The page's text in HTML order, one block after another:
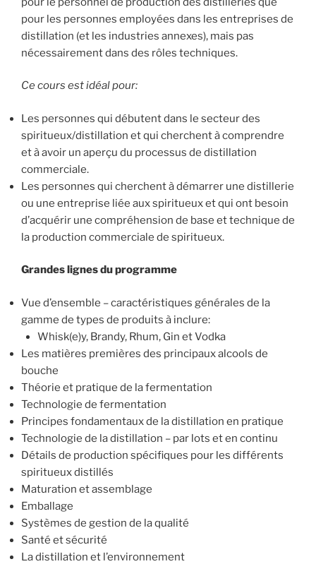
pour les personnes employées dans les entreprises de
distillation (et les industries annexes), mais pas
nécessairement dans des rôles techniques.
Ce cours est idéal pour:
Les personnes qui débutent dans le secteur des
spiritueux/distillation et qui cherchent à comprendre
et à avoir un aperçu du processus de distillation
commerciale.
Les personnes qui cherchent à démarrer une distillerie
ou une entreprise liée aux spiritueux et qui ont besoin
d’acquérir une compréhension de base et technique de
la production commerciale de spiritueux.
Grandes lignes du programme
Vue d’ensemble – caractéristiques générales de la
gamme de types de produits à inclure:
Whisk(e)y, Brandy, Rhum, Gin et Vodka
Les matières premières des principaux alcools de
bouche
Théorie et pratique de la fermentation
Technologie de fermentation
Principes fondamentaux de la distillation en pratique
Technologie de la distillation – par lots et en continu
Détails de production spécifiques pour les différents
spiritueux distillés
Maturation et assemblage
Emballage
Systèmes de gestion de la qualité
Santé et sécurité
La distillation et l’environnement